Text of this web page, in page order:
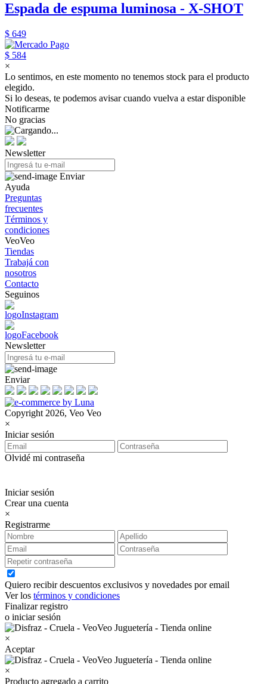
Espada de espuma luminosa - X-SHOT
$ 649
$ 584
×
Lo sentimos, en este momento no tenemos stock para el producto
elegido.
Si lo deseas, te podemos avisar cuando vuelva a estar disponible
Notificarme
No gracias
Newsletter
Enviar
Ayuda
Preguntas
frecuentes
Términos y
condiciones
VeoVeo
Tiendas
Trabajá con
nosotros
Contacto
Seguinos
Newsletter
Enviar
Copyright 2026, Veo Veo
×
Iniciar sesión
Olvidé mi contraseña
Iniciar sesión
Crear una cuenta
×
Registrarme
Quiero recibir descuentos exclusivos y novedades por email
Ver los términos y condiciones
Finalizar registro
o iniciar sesión
×
Aceptar
×
Producto agregado a carrito